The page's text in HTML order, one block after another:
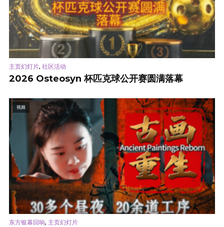
主页幻灯片, 社区活动
2026 Osteosyn 杯匹克球公开赛圆满落幕
视频
东方银幕回响, 主页幻灯片